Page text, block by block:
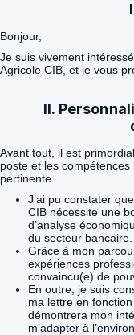
Bonjour,
Je suis vivement
Agricole CIB, et je vous
II.
Avant tout, il est
poste et les
pertinente.
J’ai pu constater
CIB nécessite une
d’analyse
du secteur bancaire.
Grâce à mon
expériences
convaincu(e) de
En outre, je suis
ma lettre en
démontrera mon
m’adapter à